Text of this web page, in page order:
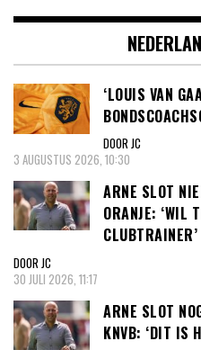
‘LOUIS VAN
DOOR JC
3 AUGUSTUS 2026, 10:30
ARNE SLOT
ORANJE: ‘WIL
CLUBTRAINER’
DOOR JC
30 JULI 2026, 11:17
ARNE SLOT
KNVB: ‘DIT IS